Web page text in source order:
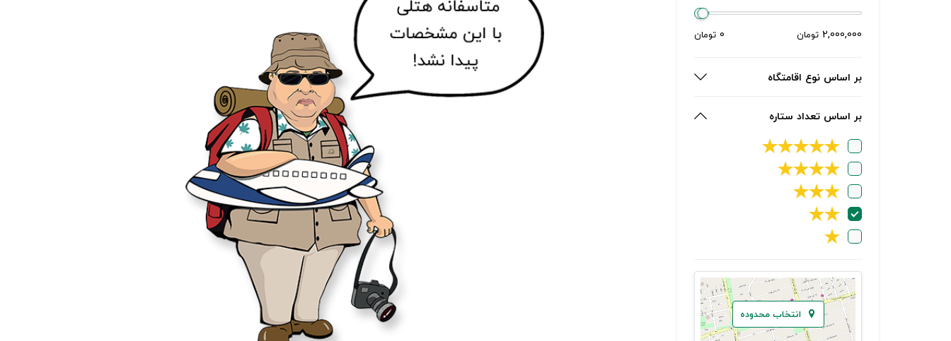
0 تومان 2,000,000 تومان
بر اساس نوع اقامتگاه
بر اساس تعداد ستاره
★
★
★
★
★
★
★
★
★
★
★
★
★
★
★
انتخاب محدوده